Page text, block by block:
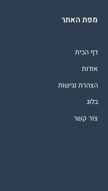
מפת האתר
דף הבית
אודות
הצהרת נגישות
בלוג
צור קשר